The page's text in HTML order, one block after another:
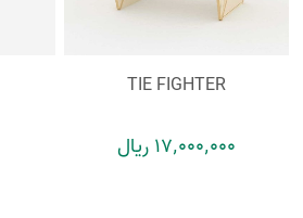
TIE FIGHTER
17٬000٬000 ریال